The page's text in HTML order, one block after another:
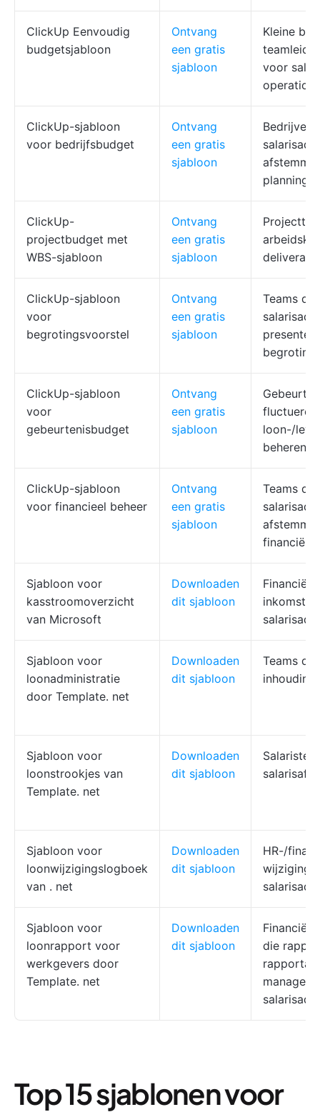
ClickUp Eenvoudig
budgetsjabloon
Ontvang
een gratis
sjabloon
Kleine
voor
ClickUp-sjabloon
voor bedrijfsbudget
Ontvang
een gratis
sjabloon
Bedrijven
planning
ClickUp-
projectbudget met
WBS-sjabloon
Ontvang
een gratis
sjabloon
ClickUp-sjabloon
voor
begrotingsvoorstel
Ontvang
een gratis
sjabloon
Teams
ClickUp-sjabloon
voor
gebeurtenisbudget
Ontvang
een gratis
sjabloon
loon-/
beheren
ClickUp-sjabloon
voor financieel beheer
Ontvang
een gratis
sjabloon
Teams
financiële
Sjabloon voor
kasstroomoverzicht
van Microsoft
Downloaden
dit sjabloon
Sjabloon voor
loonadministratie
door Template. net
Downloaden
dit sjabloon
Teams
Sjabloon voor
loonstrookjes van
Template. net
Downloaden
dit sjabloon
Sjabloon voor
loonwijzigingslogboek
van . net
Downloaden
dit sjabloon
HR-/
Sjabloon voor
loonrapport voor
werkgevers door
Template. net
Downloaden
dit sjabloon
die
Top 15 sjablonen voor